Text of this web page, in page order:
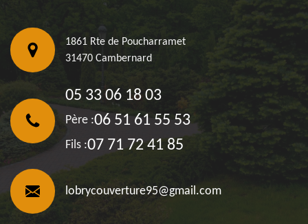
1861 Rte de Poucharramet
31470 Cambernard
05 33 06 18 03
Père :06 51 61 55 53
Fils :07 71 72 41 85
lobrycouverture95@gmail.com